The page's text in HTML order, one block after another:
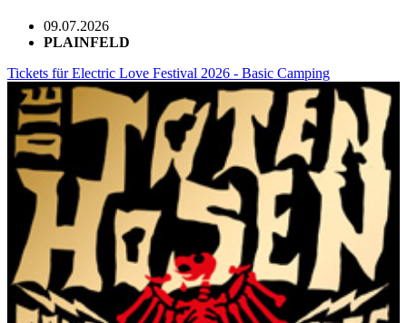
09.07.2026
PLAINFELD
Tickets für Electric Love Festival 2026 - Basic Camping